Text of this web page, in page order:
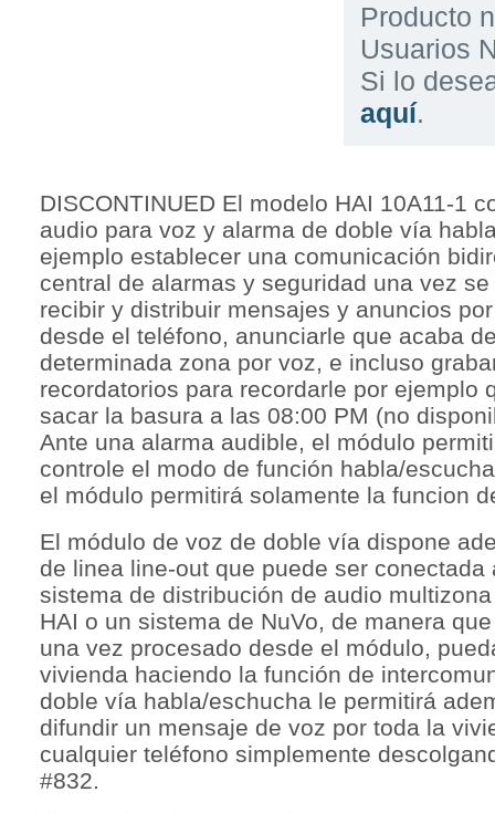
Producto
Usuarios
Si lo
aquí.
DISCONTINUED El modelo HAI 10A11-1
audio para voz y alarma de doble vía
ejemplo establecer una comunicación
central de alarmas y seguridad una vez
recibir y distribuir mensajes y anuncios
desde el teléfono, anunciarle que acaba
determinada zona por voz, e incluso
recordatorios para recordarle por ejemplo
sacar la basura a las 08:00 PM (no
Ante una alarma audible, el módulo
controle el modo de función habla/
el módulo permitirá solamente la funcion
El módulo de voz de doble vía dispone
de linea line-out que puede ser
sistema de distribución de audio
HAI o un sistema de NuVo, de manera
una vez procesado desde el módulo,
vivienda haciendo la función de
doble vía habla/eschucha le permitirá
difundir un mensaje de voz por toda la
cualquier teléfono simplemente
#832.